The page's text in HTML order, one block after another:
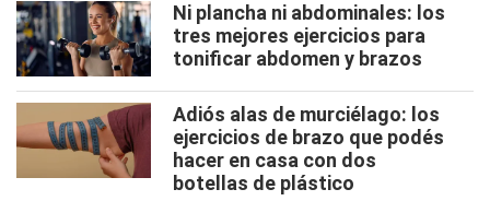
Ni plancha ni abdominales: los
tres mejores ejercicios para
tonificar abdomen y brazos
Adiós alas de murciélago: los
ejercicios de brazo que podés
hacer en casa con dos
botellas de plástico